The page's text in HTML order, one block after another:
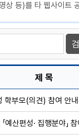
상 등)를 타 웹사이트
제 목
학부모(의견) 참여 안내
산편성· 집행분야」